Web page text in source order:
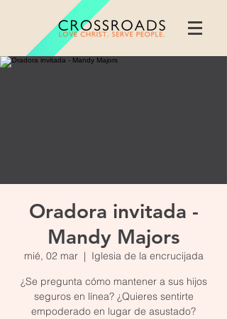
Oradora invitada -
Mandy Majors
mié, 02 mar
  |
Iglesia de la encrucijada
¿Se pregunta cómo mantener a sus hijos
seguros en línea? ¿Quieres sentirte
empoderado en lugar de asustado?